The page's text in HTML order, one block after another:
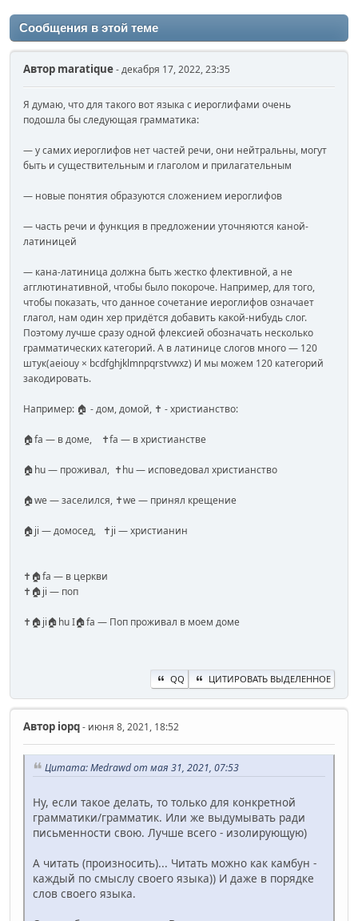
Сообщения в этой теме
Автор maratique- декабря 17, 2022, 23:35
Я думаю, что для такого вот языка с иероглифами очень
подошла бы следующая грамматика:
— у самих иероглифов нет частей речи, они нейтральны, могут
быть и существительным и глаголом и прилагательным
— новые понятия образуются сложением иероглифов
— часть речи и функция в предложении уточняются каной-
латиницей
— кана-латиница должна быть жестко флективной, а не
агглютинативной, чтобы было покороче. Например, для того,
чтобы показать, что данное сочетание иероглифов означает
глагол, нам один хер придётся добавить какой-нибудь слог.
Поэтому лучше сразу одной флексией обозначать несколько
грамматических категорий. А в латинице слогов много — 120
штук(aeiouy × bcdfghjklmnpqrstvwxz) И мы можем 120 категорий
закодировать.
Например: 🏠 - дом, домой, ✝️ - христианство:
🏠fa — в доме, ✝️fa — в христианстве
🏠hu — проживал, ✝️hu — исповедовал христианство
🏠we — заселился, ✝️we — принял крещение
🏠ji — домосед, ✝️ji — христианин
✝️🏠fa — в церкви
✝️🏠ji — поп
✝️🏠ji🏠hu I🏠fa — Поп проживал в моем доме
QQ ЦИТИРОВАТЬ ВЫДЕЛЕННОЕ
Автор iopq- июня 8, 2021, 18:52
Цитата: Medrawd от мая 31, 2021, 07:53
Ну, если такое делать, то только для конкретной
грамматики/грамматик. Или же выдумывать ради
письменности свою. Лучше всего - изолирующую)
А читать (произносить)... Читать можно как камбун -
каждый по смыслу своего языка)) И даже в порядке
слов своего языка.